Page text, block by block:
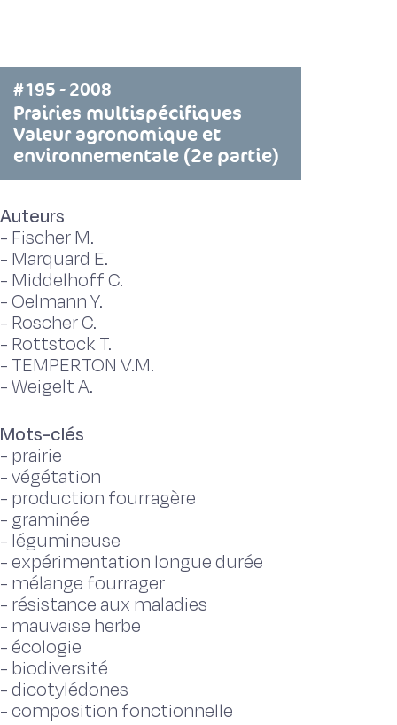
#195 - 2008
Prairies multispécifiques
Valeur agronomique et
environnementale (2e partie)
Auteurs
- Fischer M.
- Marquard E.
- Middelhoff C.
-Oelmann Y.
- Roscher C.
- Rottstock T.
- TEMPERTON V.M.
-Weigelt A.
Mots-clés
- prairie
-végétation
- production fourragère
- graminée
- légumineuse
-expérimentation longue durée
- mélange fourrager
- résistance aux maladies
- mauvaise herbe
-écologie
- biodiversité
-dicotylédones
-composition fonctionnelle